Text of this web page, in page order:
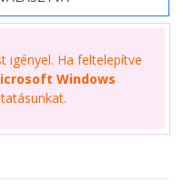
igényel. Ha feltelepítve
Windows